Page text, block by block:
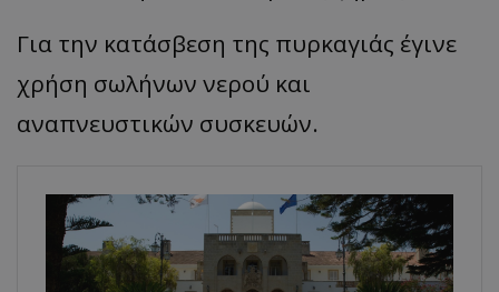
Για την κατάσβεση της πυρκαγιάς έγινε
χρήση σωλήνων νερού και
αναπνευστικών συσκευών.